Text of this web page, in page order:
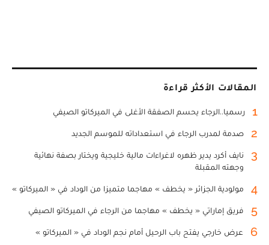
المقالات الأكثر قراءة
1 رسميا..الرجاء يحسم الصفقة الأغلى في الميركاتو الصيفي
2 صدمة لمدرب الرجاء في استعداداته للموسم الجديد
3
نايف أكرد يدير ظهره لاغراءات مالية خليجية ويختار بصفة نهائية
وجهته المقبلة
4 مولودية الجزائر « يخطف » مهاجما متميزا من الوداد في « الميركاتو »
5 فريق إماراتي « يخطف » مهاجما من الرجاء في الميركاتو الصيفي
6 عرض خارجي يفتح باب الرحيل أمام نجم الوداد في « الميركاتو »